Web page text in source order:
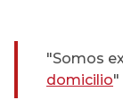
"Somos
domicilio"